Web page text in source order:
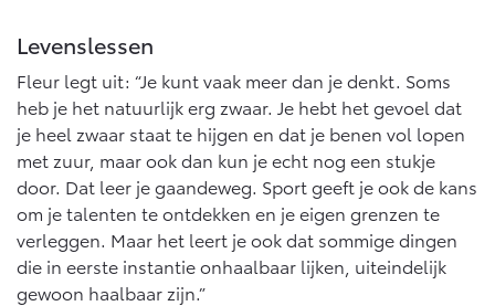
Levenslessen
Fleur legt uit: “Je kunt vaak meer dan je denkt. Soms
heb je het natuurlijk erg zwaar. Je hebt het gevoel dat
je heel zwaar staat te hijgen en dat je benen vol lopen
met zuur, maar ook dan kun je echt nog een stukje
door. Dat leer je gaandeweg. Sport geeft je ook de kans
om je talenten te ontdekken en je eigen grenzen te
verleggen. Maar het leert je ook dat sommige dingen
die in eerste instantie onhaalbaar lijken, uiteindelijk
gewoon haalbaar zijn.”